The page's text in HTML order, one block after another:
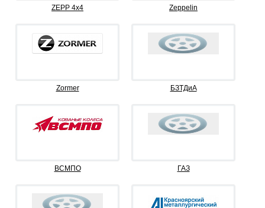
ZEPP 4х4 Zeppelin
Zormer БЗТДиА
ВСМПО ГАЗ